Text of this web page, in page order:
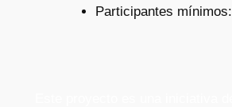
Participantes mínimos: